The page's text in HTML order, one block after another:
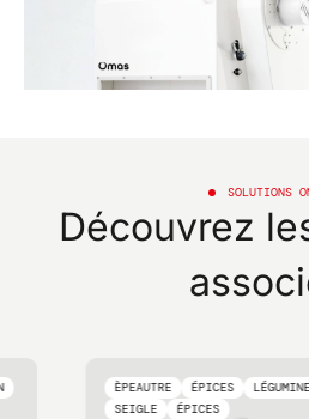
SOLUTIONS
Découvrez
ÈPEAUTRE ÉPICES
SEIGLE
ÉPICES